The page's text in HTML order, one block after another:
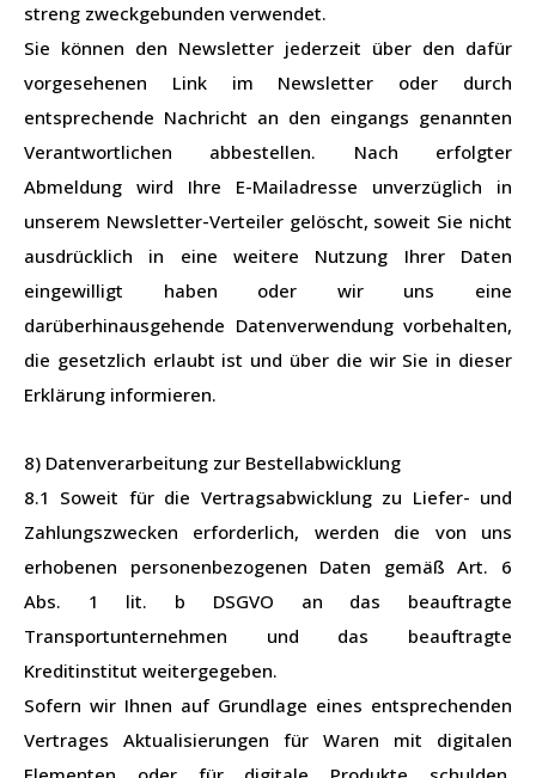
streng zweckgebunden verwendet.
Sie können den Newsletter jederzeit über den dafür
vorgesehenen Link im Newsletter oder durch
entsprechende Nachricht an den eingangs genannten
Verantwortlichen abbestellen. Nach erfolgter
Abmeldung wird Ihre E-Mailadresse unverzüglich in
unserem Newsletter-Verteiler gelöscht, soweit Sie nicht
ausdrücklich in eine weitere Nutzung Ihrer Daten
eingewilligt haben oder wir uns eine
darüberhinausgehende Datenverwendung vorbehalten,
die gesetzlich erlaubt ist und über die wir Sie in dieser
Erklärung informieren.
8) Datenverarbeitung zur Bestellabwicklung
8.1 Soweit für die Vertragsabwicklung zu Liefer- und
Zahlungszwecken erforderlich, werden die von uns
erhobenen personenbezogenen Daten gemäß Art. 6
Abs. 1 lit. b DSGVO an das beauftragte
Transportunternehmen und das beauftragte
Kreditinstitut weitergegeben.
Sofern wir Ihnen auf Grundlage eines entsprechenden
Vertrages Aktualisierungen für Waren mit digitalen